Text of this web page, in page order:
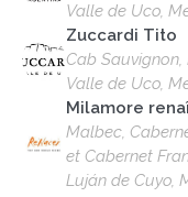
Valle de Uco,
Zuccardi Tito
Cab
Valle de Uco,
Milamore
Malbec,
et Cabernet
Luján de Cuyo,